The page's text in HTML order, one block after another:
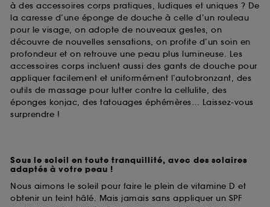
à des accessoires corps pratiques, ludiques et uniques ? De
la caresse d’une éponge de douche à celle d’un rouleau
pour le visage, on adopte de nouveaux gestes, on
découvre de nouvelles sensations, on profite d’un soin en
profondeur et on retrouve une peau plus lumineuse. Les
accessoires corps incluent aussi des gants de douche pour
appliquer facilement et uniformément l’autobronzant, des
outils de massage pour lutter contre la cellulite, des
éponges konjac, des tatouages éphémères… Laissez-vous
surprendre !
Sous le soleil en toute tranquillité, avec des solaires
adaptés à votre peau !
Nous aimons le soleil pour faire le plein de vitamine D et
obtenir un teint hâlé. Mais jamais sans appliquer un SPF